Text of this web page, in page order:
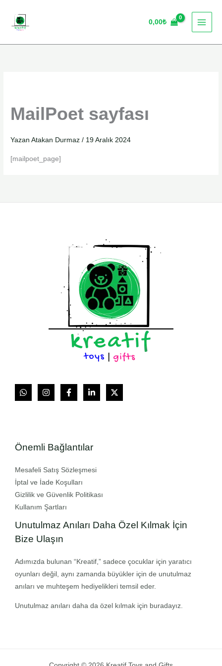
0,00₺
MailPoet sayfası
Yazan Atakan Durmaz/ 19 Aralık 2024
[mailpoet_page]
Önemli Bağlantılar
Mesafeli Satış Sözleşmesi
İptal ve İade Koşulları
Gizlilik ve Güvenlik Politikası
Kullanım Şartları
Unutulmaz Anıları Daha Özel Kılmak İçin
Bize Ulaşın
Adımızda bulunan “Kreatif,” sadece çocuklar için yaratıcı
oyunları değil, aynı zamanda büyükler için de unutulmaz
anıları ve muhteşem hediyelikleri temsil eder.
Unutulmaz anıları daha da özel kılmak için buradayız.